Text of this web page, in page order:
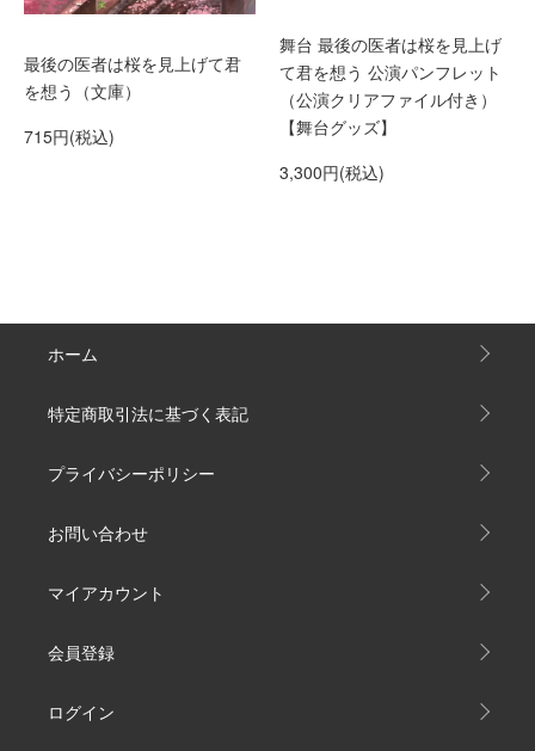
最後の医者は桜を見上げて君
を想う（文庫）
715円(税込)
舞台 最後の医者は桜を見上げ
て君を想う 公演パンフレット
（公演クリアファイル付き）
【舞台グッズ】
3,300円(税込)
ホーム
特定商取引法に基づく表記
プライバシーポリシー
お問い合わせ
マイアカウント
会員登録
ログイン